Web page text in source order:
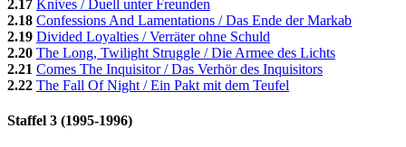
2.17 Knives / Duell unter Freunden
2.18 Confessions And Lamentations / Das Ende der Markab
2.19 Divided Loyalties / Verräter ohne Schuld
2.20 The Long, Twilight Struggle / Die Armee des Lichts
2.21 Comes The Inquisitor / Das Verhör des Inquisitors
2.22 The Fall Of Night / Ein Pakt mit dem Teufel
Staffel 3 (1995-1996)